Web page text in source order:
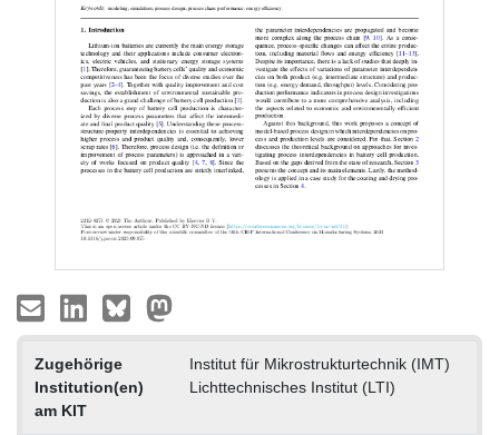
Zugehörige
Institution(en)
am KIT
Institut für Mikrostrukturtechnik (IMT)
Lichttechnisches Institut (LTI)